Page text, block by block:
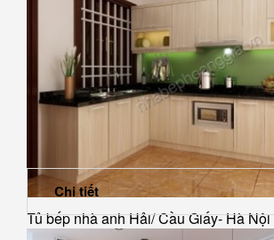
Tủ bếp nhà anh Hải/ Cầu Giấy- Hà Nội
Chi tiết